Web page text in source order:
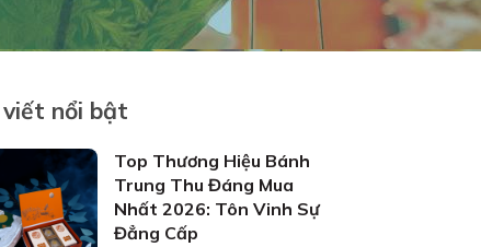
viết nổi bật
Top Thương Hiệu Bánh
Trung Thu Đáng Mua
Nhất 2026: Tôn Vinh Sự
Đẳng Cấp